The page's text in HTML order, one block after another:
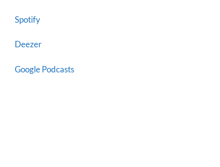
Spotify
Deezer
Google Podcasts